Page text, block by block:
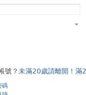
號？未滿20歲請離開！滿
碼